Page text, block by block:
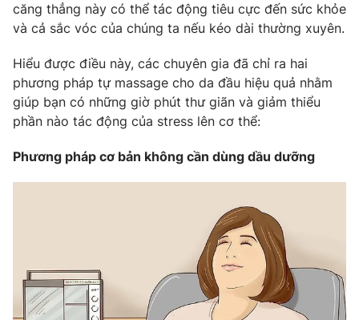
Góc doanh nghiệp
Truyền hình
Hậu trường
Nhân vật
Giải trí
Điện ảnh
Âm nhạc
Sao
Đời sống
Giáo dục
Tuyển sinh
Thị trường
Lịch phát sóng
căng thẳng này có thể tác động tiêu cực đến sức khỏe
và cả sắc vóc của chúng ta nếu kéo dài thường xuyên.
Hiểu được điều này, các chuyên gia đã chỉ ra hai
phương pháp tự massage cho da đầu hiệu quả nhằm
giúp bạn có những giờ phút thư giãn và giảm thiểu
phần nào tác động của stress lên cơ thể:
Phương pháp cơ bản không cần dùng dầu dưỡng